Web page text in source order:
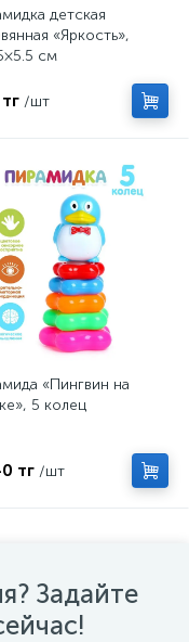
детская
«Яркость»,
см
/шт
«Пингвин на
5 колец
тг /шт
Задайте